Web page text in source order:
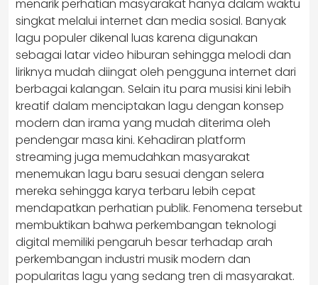
menarik perhatian masyarakat hanya dalam waktu
singkat melalui internet dan media sosial. Banyak
lagu populer dikenal luas karena digunakan
sebagai latar video hiburan sehingga melodi dan
liriknya mudah diingat oleh pengguna internet dari
berbagai kalangan. Selain itu para musisi kini lebih
kreatif dalam menciptakan lagu dengan konsep
modern dan irama yang mudah diterima oleh
pendengar masa kini. Kehadiran platform
streaming juga memudahkan masyarakat
menemukan lagu baru sesuai dengan selera
mereka sehingga karya terbaru lebih cepat
mendapatkan perhatian publik. Fenomena tersebut
membuktikan bahwa perkembangan teknologi
digital memiliki pengaruh besar terhadap arah
perkembangan industri musik modern dan
popularitas lagu yang sedang tren di masyarakat.